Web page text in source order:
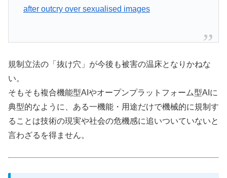
after outcry over sexualised images
規制立法の「抜け穴」が今後も被害の温床となりかねな
い。
そもそも複合機能型AIやオープンプラットフォーム型AIに
典型的なように、ある一機能・用途だけで機械的に規制す
ることは技術の現実や社会の危機感に追いついていないと
言わざるを得ません。